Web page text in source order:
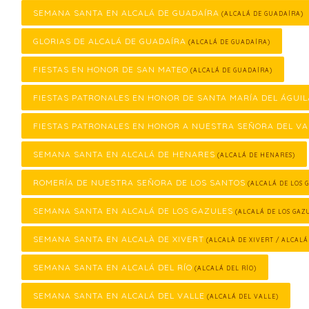
SEMANA SANTA EN ALCALÁ DE GUADAÍRA (ALCALÁ DE GUADAÍRA)
GLORIAS DE ALCALÁ DE GUADAÍRA (ALCALÁ DE GUADAÍRA)
FIESTAS EN HONOR DE SAN MATEO (ALCALÁ DE GUADAÍRA)
FIESTAS PATRONALES EN HONOR DE SANTA MARÍA DEL
FIESTAS PATRONALES EN HONOR A NUESTRA SEÑORA DEL
SEMANA SANTA EN ALCALÁ DE HENARES (ALCALÁ DE HENARES)
ROMERÍA DE NUESTRA SEÑORA DE LOS SANTOS (ALCALÁ DE LOS
SEMANA SANTA EN ALCALÁ DE LOS GAZULES (ALCALÁ DE LOS
SEMANA SANTA EN ALCALÀ DE XIVERT (ALCALÀ DE XIVERT /
SEMANA SANTA EN ALCALÁ DEL RÍO (ALCALÁ DEL RÍO)
SEMANA SANTA EN ALCALÁ DEL VALLE (ALCALÁ DEL VALLE)